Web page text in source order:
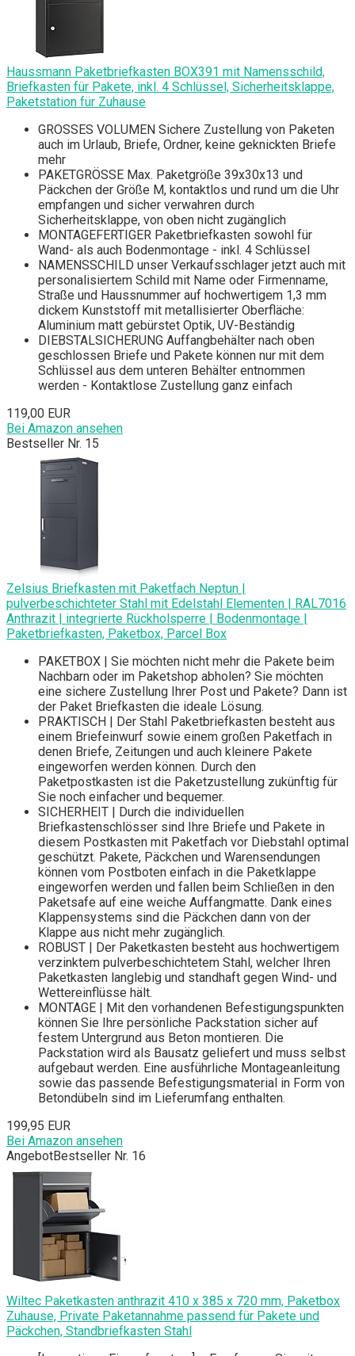
Haussmann Paketbriefkasten BOX391 mit Namensschild,
Briefkasten für Pakete, inkl. 4 Schlüssel, Sicherheitsklappe,
Paketstation für Zuhause
GROSSES VOLUMEN Sichere Zustellung von Paketen
auch im Urlaub, Briefe, Ordner, keine geknickten Briefe
mehr
PAKETGRÖSSE Max. Paketgröße 39x30x13 und
Päckchen der Größe M, kontaktlos und rund um die Uhr
empfangen und sicher verwahren durch
Sicherheitsklappe, von oben nicht zugänglich
MONTAGEFERTIGER Paketbriefkasten sowohl für
Wand- als auch Bodenmontage - inkl. 4 Schlüssel
NAMENSSCHILD unser Verkaufsschlager jetzt auch mit
personalisiertem Schild mit Name oder Firmenname,
Straße und Haussnummer auf hochwertigem 1,3 mm
dickem Kunststoff mit metallisierter Oberfläche:
Aluminium matt gebürstet Optik, UV-Beständig
DIEBSTALSICHERUNG Auffangbehälter nach oben
geschlossen Briefe und Pakete können nur mit dem
Schlüssel aus dem unteren Behälter entnommen
werden - Kontaktlose Zustellung ganz einfach
119,00 EUR
Bei Amazon ansehen
Bestseller Nr. 15
Zelsius Briefkasten mit Paketfach Neptun |
pulverbeschichteter Stahl mit Edelstahl Elementen | RAL7016
Anthrazit | integrierte Rückholsperre | Bodenmontage |
Paketbriefkasten, Paketbox, Parcel Box
PAKETBOX | Sie möchten nicht mehr die Pakete beim
Nachbarn oder im Paketshop abholen? Sie möchten
eine sichere Zustellung Ihrer Post und Pakete? Dann ist
der Paket Briefkasten die ideale Lösung.
PRAKTISCH | Der Stahl Paketbriefkasten besteht aus
einem Briefeinwurf sowie einem großen Paketfach in
denen Briefe, Zeitungen und auch kleinere Pakete
eingeworfen werden können. Durch den
Paketpostkasten ist die Paketzustellung zukünftig für
Sie noch einfacher und bequemer.
SICHERHEIT | Durch die individuellen
Briefkastenschlösser sind Ihre Briefe und Pakete in
diesem Postkasten mit Paketfach vor Diebstahl optimal
geschützt. Pakete, Päckchen und Warensendungen
können vom Postboten einfach in die Paketklappe
eingeworfen werden und fallen beim Schließen in den
Paketsafe auf eine weiche Auffangmatte. Dank eines
Klappensystems sind die Päckchen dann von der
Klappe aus nicht mehr zugänglich.
ROBUST | Der Paketkasten besteht aus hochwertigem
verzinktem pulverbeschichtetem Stahl, welcher Ihren
Paketkasten langlebig und standhaft gegen Wind- und
Wettereinflüsse hält.
MONTAGE | Mit den vorhandenen Befestigungspunkten
können Sie Ihre persönliche Packstation sicher auf
festem Untergrund aus Beton montieren. Die
Packstation wird als Bausatz geliefert und muss selbst
aufgebaut werden. Eine ausführliche Montageanleitung
sowie das passende Befestigungsmaterial in Form von
Betondübeln sind im Lieferumfang enthalten.
199,95 EUR
Bei Amazon ansehen
AngebotBestseller Nr. 16
Wiltec Paketkasten anthrazit 410 x 385 x 720 mm, Paketbox
Zuhause, Private Paketannahme passend für Pakete und
Päckchen, Standbriefkasten Stahl